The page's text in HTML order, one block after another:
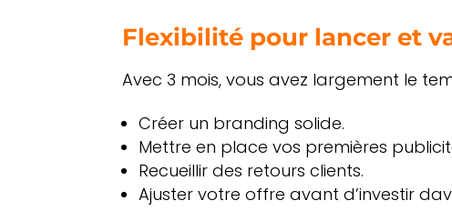
Flexibilité pour lancer et
Avec 3 mois, vous avez largement le
Créer un branding solide.
Mettre en place vos premières
Recueillir des retours clients.
Ajuster votre offre avant d’investir